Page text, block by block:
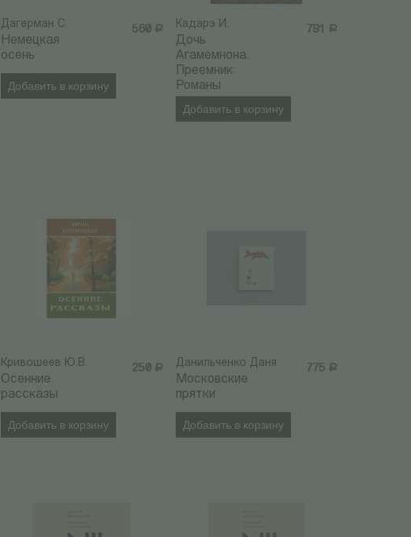
560 Р
Дагерман С.
Немецкая
осень
Добавить в корзину
791 Р
Кадарэ И.
Дочь
Агамемнона.
Преемник:
Романы
Добавить в корзину
250 Р
Кривошеев Ю.В.
Осенние
рассказы
Добавить в корзину
775 Р
Данильченко Даня
Московские
прятки
Добавить в корзину